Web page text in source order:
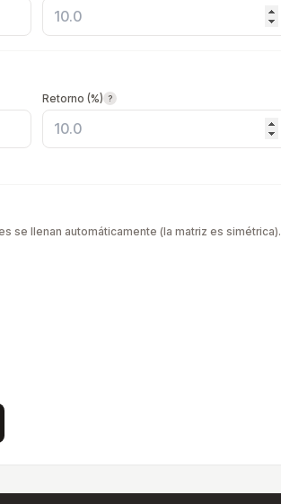
Retorno (%) ?
se llenan automáticamente (la matriz es simétrica).